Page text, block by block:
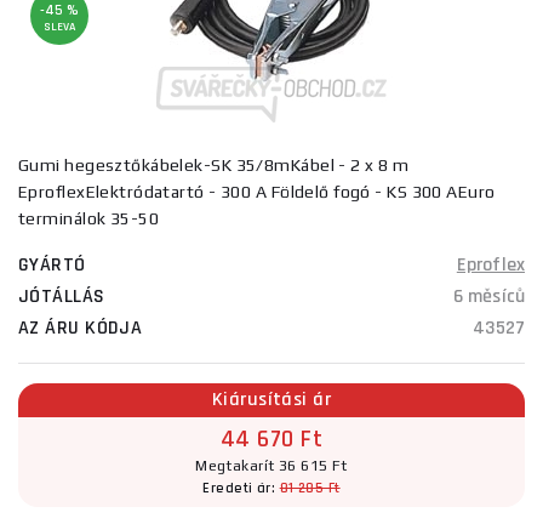
-45 %
SLEVA
Gumi hegesztőkábelek-SK 35/8mKábel - 2 x 8 m
EproflexElektródatartó - 300 A Földelő fogó - KS 300 AEuro
terminálok 35-50
GYÁRTÓ
Eproflex
JÓTÁLLÁS
6 měsíců
AZ ÁRU KÓDJA
43527
Kiárusítási ár
44 670 Ft
Megtakarít 36 615 Ft
Eredeti ár:81 285 Ft